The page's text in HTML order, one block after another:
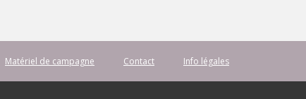
Matériel de campagne Contact Info légales